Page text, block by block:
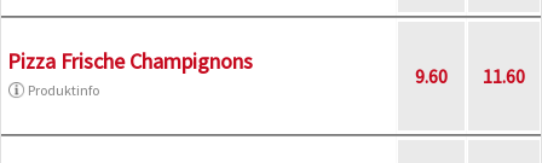
Pizza Frische Champignons
Produktinfo
9.60 11.60